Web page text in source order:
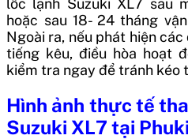
hoặc sau 18- 24 tháng
Ngoài ra, nếu phát hiện
tiếng kêu, điều hòa hoạt
kiểm tra ngay để tránh kéo
Hình ảnh thực tế
Suzuki XL7 tại